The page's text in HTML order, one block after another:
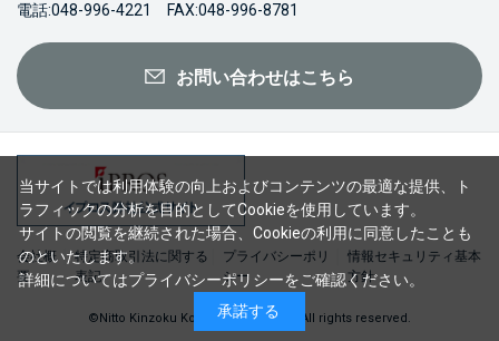
電話:048-996-4221 FAX:048-996-8781
お問い合わせはこちら
会社概
要
特定商取引法に関する
表記
プライバシーポリ
シー
情報セキュリティ基本
方針
©Nitto Kinzoku Kogyo Co., Ltd. 2023 All rights reserved.
当サイトでは利用体験の向上およびコンテンツの最適な提供、ト
ラフィックの分析を目的としてCookieを使用しています。
サイトの閲覧を継続された場合、Cookieの利用に同意したことも
のといたします。
詳細についてはプライバシーポリシーをご確認ください。
承諾する